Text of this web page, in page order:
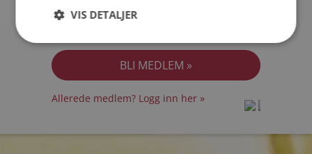
Jeg akseptererMedlemsvilkårene
Allerede medlem? Logg inn her »
VIS DETALJER